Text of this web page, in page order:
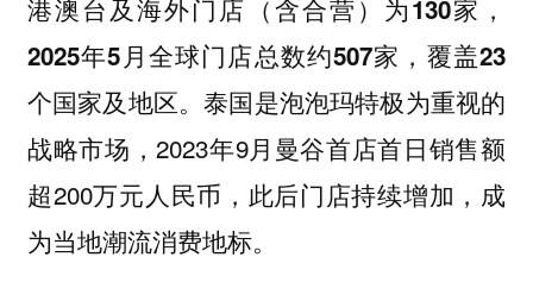
港澳台及海外门店（含合营）为130家，
2025年5月全球门店总数约507家，覆盖23
个国家及地区。泰国是泡泡玛特极为重视的
战略市场，2023年9月曼谷首店首日销售额
超200万元人民币，此后门店持续增加，成
为当地潮流消费地标。